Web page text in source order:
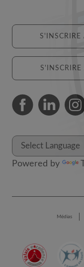
S'INSCRIRE
S'INSCRIRE
Powered by
Médias